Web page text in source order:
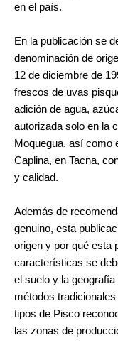
en el país.
En la publicación se
denominación de
12 de diciembre de
frescos de uvas
adición de agua,
autorizada solo en la
Moquegua, así como
Caplina, en Tacna,
y calidad.
Además de
genuino, esta
origen y por qué esta
características se
el suelo y la
métodos
tipos de Pisco
las zonas de